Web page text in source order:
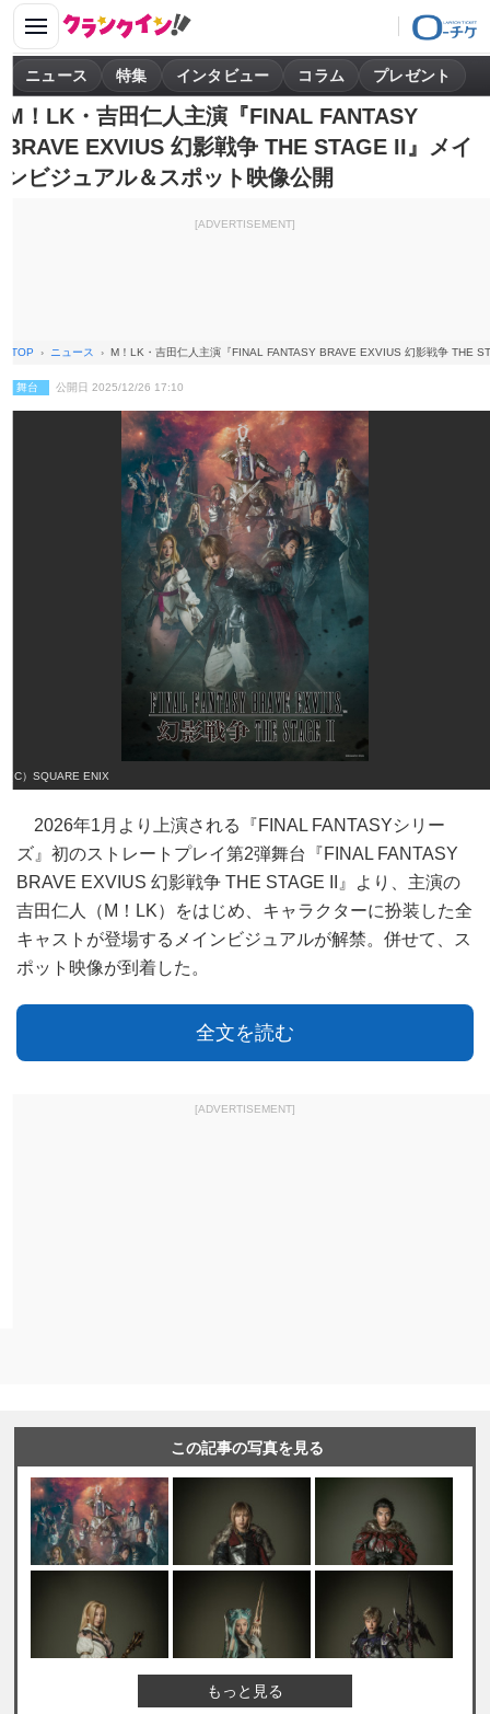
ニュース 特集 インタビュー コラム プレゼント
M！LK・吉田仁人主演『FINAL FANTASY
BRAVE EXVIUS 幻影戦争 THE STAGE II』メイ
ンビジュアル＆スポット映像公開
[ADVERTISEMENT]
TOP ニュース M！LK・吉田仁人主演『FINAL FANTASY BRAVE EXVIUS 幻影戦争 THE
舞台 公開日 2025/12/26 17:10
（C）SQUARE ENIX
2026年1月より上演される『FINAL FANTASYシリー
ズ』初のストレートプレイ第2弾舞台『FINAL FANTASY
BRAVE EXVIUS 幻影戦争 THE STAGE II』より、主演の
吉田仁人（M！LK）をはじめ、キャラクターに扮装した全
キャストが登場するメインビジュアルが解禁。併せて、ス
ポット映像が到着した。
全文を読む
[ADVERTISEMENT]
この記事の写真を見る
もっと見る